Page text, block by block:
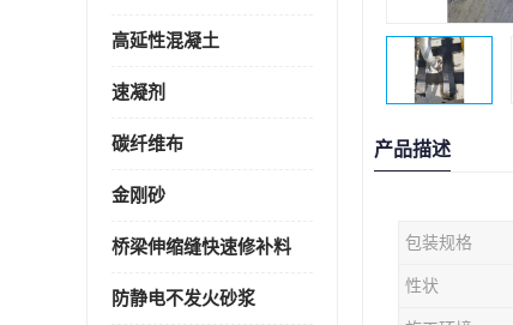
高延性混凝土
速凝剂
碳纤维布
金刚砂
桥梁伸缩缝快速修补料
防静电不发火砂浆
产品描述
包装规格
性状